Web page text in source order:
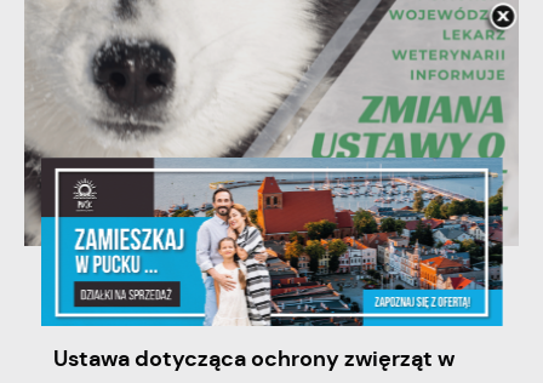
06 - 08 - 2026
Ustawa dotycząca ochrony zwięrząt w